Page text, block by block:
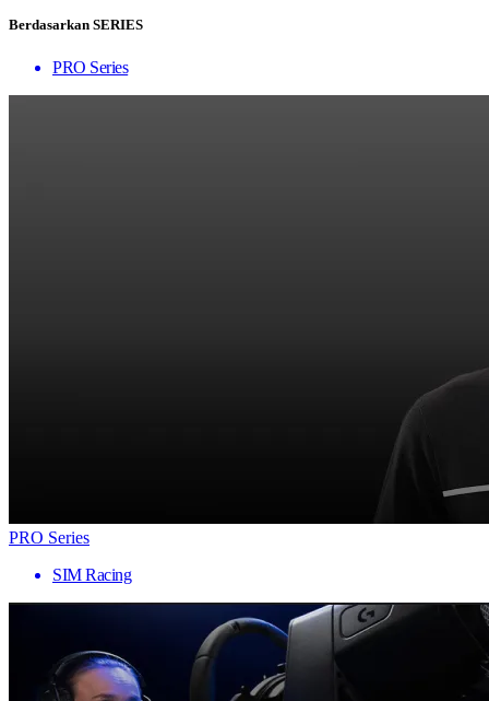
Berdasarkan SERIES
PRO Series
PRO Series
SIM Racing